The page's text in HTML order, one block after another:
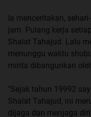
Ia menceritakan,
jam. Pulang kerja
Shalat Tahajud. Lalu
menunggu waktu
minta dibangunkan
"Sejak tahun 19992
Shalat Tahajud, ini
dijaga dan menjaga